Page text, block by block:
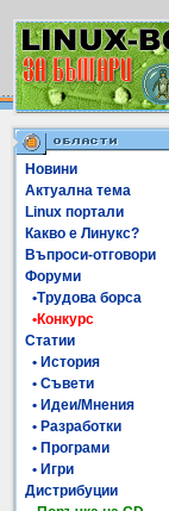
Новини
Актуална тема
Linux портали
Какво е Линукс?
Въпроси-отговори
Форуми
•Трудова борса
•Конкурс
Статии
• История
• Съвети
• Идеи/Мнения
• Разработки
• Програми
• Игри
Дистрибуции